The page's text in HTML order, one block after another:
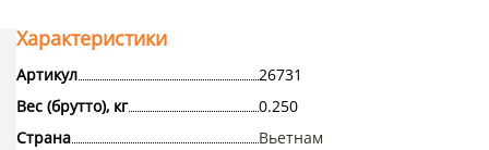
Характеристики
Артикул
26731
Вес (брутто), кг
0.250
Страна
Вьетнам